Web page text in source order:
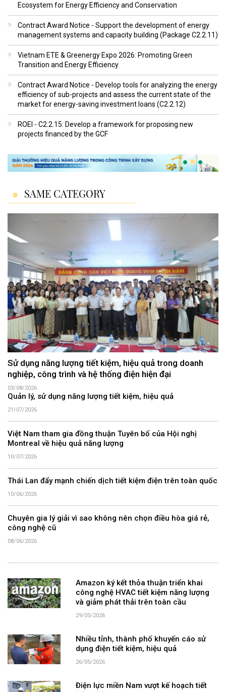
Ecosystem for Energy Efficiency and Conservation
Contract Award Notice - Support the development of energy
management systems and capacity building (Package C2.2.11)
Vietnam ETE & Greenergy Expo 2026: Promoting Green
Transition and Energy Efficiency
Contract Award Notice - Develop tools for analyzing the energy
efficiency of sub-projects and assess the current state of the
market for energy-saving investment loans (C2.2.12)
ROEI - C2.2.15: Develop a framework for proposing new
projects financed by the GCF
SAME CATEGORY
Sử dụng năng lượng tiết kiệm, hiệu quả trong doanh
nghiệp, công trình và hệ thống điện hiện đại
03/08/2026
Quản lý, sử dụng năng lượng tiết kiệm, hiệu quả
21/07/2026
Việt Nam tham gia đồng thuận Tuyên bố của Hội nghị
Montreal về hiệu quả năng lượng
10/07/2026
Thái Lan đẩy mạnh chiến dịch tiết kiệm điện trên toàn quốc
10/06/2026
Chuyên gia lý giải vì sao không nên chọn điều hòa giá rẻ,
công nghệ cũ
08/06/2026
Amazon ký kết thỏa thuận triển khai
công nghệ HVAC tiết kiệm năng lượng
và giảm phát thải trên toàn cầu
29/05/2026
Nhiều tỉnh, thành phố khuyến cáo sử
dụng điện tiết kiệm, hiệu quả
26/05/2026
Điện lực miền Nam vượt kế hoạch tiết